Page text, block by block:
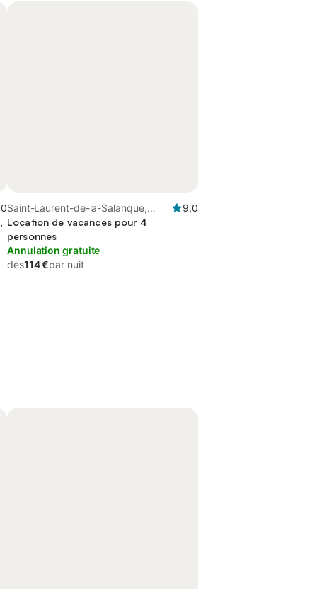
Saint-Laurent-de-la-Salanque,
Région de Perpignan
9,0
Location de vacances pour 4
personnes
Annulation gratuite
dès114 €par nuit